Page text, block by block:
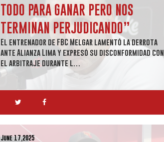
TODO PARA GANAR PERO NOS
TERMINAN PERJUDICANDO”
El entrenador de FBC Melgar lamentó la derrota
ante Alianza Lima y expresó su disconformidad con
el arbitraje durante l…
June 17,2025